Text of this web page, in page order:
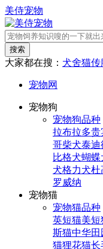
美侍宠物
搜索
大家都在搜： 犬舍猫传
宠物网
宠物狗
宠物狗品种
拉布拉多贵
哥柴犬泰迪
比格犬蝴蝶
犬格力犬杜
罗威纳
宠物猫
宠物猫品种
英短猫美短
斯猫中华田
猫狸花猫长